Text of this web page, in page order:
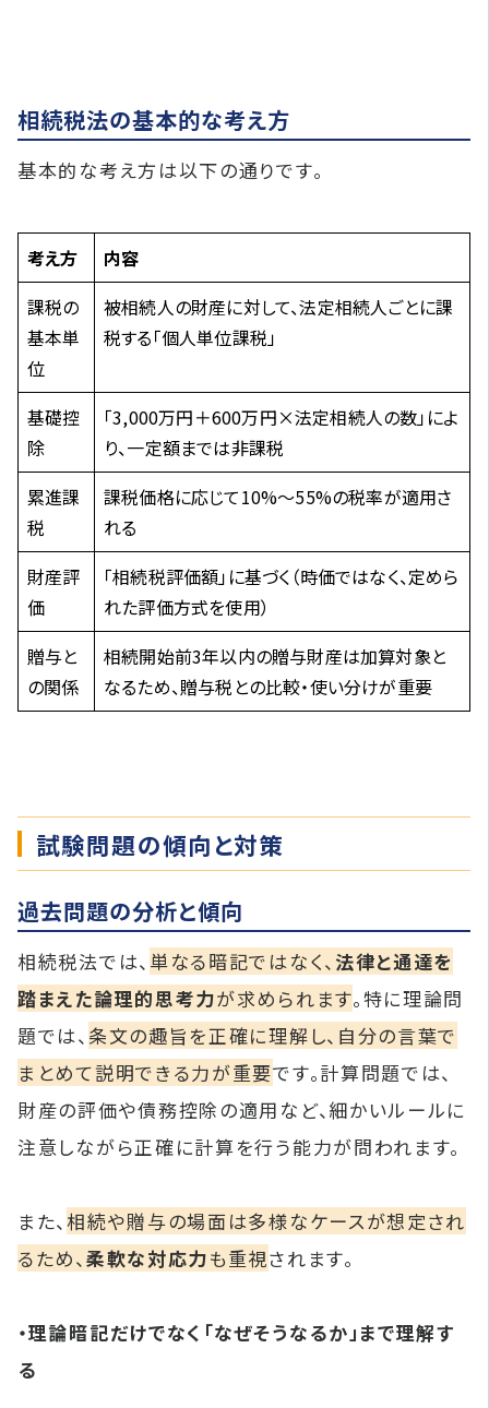
相続税法の基本的な考え方
基本的な考え方は以下の通りです。
考え方
内容
課税の
基本単
位
被相続人の財産に対して、法定相続人ごとに課
税する「個人単位課税」
基礎控
除
「3,000万円＋600万円×法定相続人の数」によ
り、一定額までは非課税
累進課
税
課税価格に応じて10%〜55%の税率が適用さ
れる
財産評
価
「相続税評価額」に基づく（時価ではなく、定めら
れた評価方式を使用）
贈与と
の関係
相続開始前3年以内の贈与財産は加算対象と
なるため、贈与税との比較・使い分けが重要
試験問題の傾向と対策
過去問題の分析と傾向
相続税法では、 単なる暗記ではなく、 法律と通達を
踏まえた論理的思考力が求められます。特に理論問
題では、 条文の趣旨を正確に理解し、自分の言葉で
まとめて説明できる力が重要です。計算問題では、
財産の評価や債務控除の適用など、細かいルールに
注意しながら正確に計算を行う能力が問われます。
また、 相続や贈与の場面は多様なケースが想定され
るため、柔軟な対応力も重視されます。
・理論暗記だけでなく「なぜそうなるか」まで理解す
る